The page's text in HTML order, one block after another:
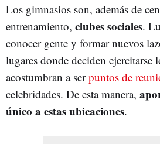
Los gimnasios son, además de
entrenamiento, clubes sociales.
conocer gente y formar nuevos
lugares donde deciden ejercitarse
acostumbran a serpuntos de
celebridades. De esta manera,
único a estas ubicaciones.